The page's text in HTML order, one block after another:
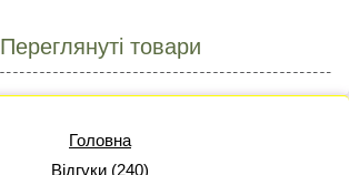
Переглянуті товари
Головна
Відгуки (240)